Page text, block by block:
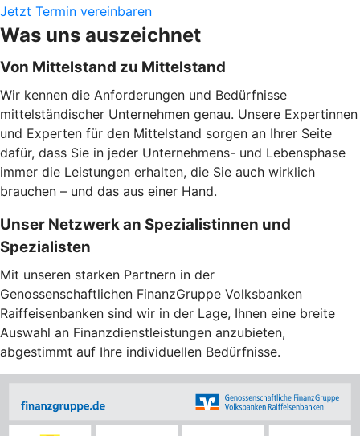
Jetzt Termin vereinbaren
Was uns auszeichnet
Von Mittelstand zu Mittelstand
Wir kennen die Anforderungen und Bedürfnisse
mittelständischer Unternehmen genau. Unsere Expertinnen
und Experten für den Mittelstand sorgen an Ihrer Seite
dafür, dass Sie in jeder Unternehmens- und Lebensphase
immer die Leistungen erhalten, die Sie auch wirklich
brauchen – und das aus einer Hand.
Unser Netzwerk an Spezialistinnen und
Spezialisten
Mit unseren starken Partnern in der
Genossenschaftlichen FinanzGruppe Volksbanken
Raiffeisenbanken sind wir in der Lage, Ihnen eine breite
Auswahl an Finanzdienstleistungen anzubieten,
abgestimmt auf Ihre individuellen Bedürfnisse.